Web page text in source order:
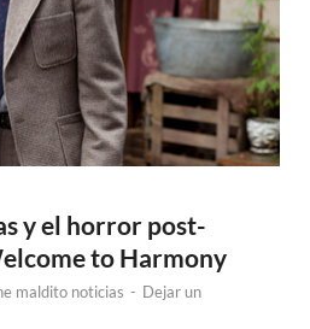
y el horror post-
to Harmony
maldito noticias - Dejar un